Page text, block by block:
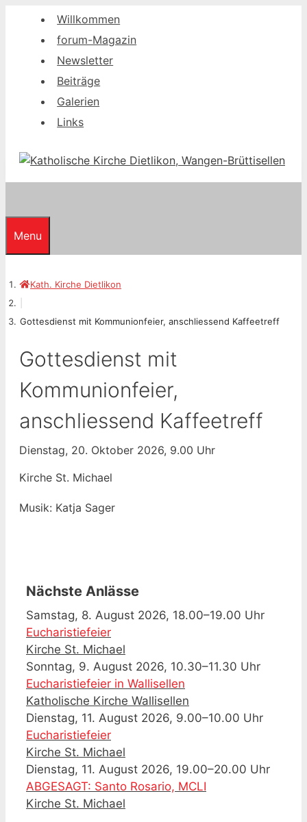
Willkommen
forum-Magazin
Newsletter
Beiträge
Galerien
Links
Menu
Kath. Kirche Dietlikon
Gottesdienst mit Kommunionfeier, anschliessend Kaffeetreff
Gottesdienst mit
Kommunionfeier,
anschliessend Kaffeetreff
Dienstag, 20. Oktober 2026, 9.00 Uhr
Kirche St. Michael
Musik: Katja Sager
Nächste Anlässe
Samstag, 8. August 2026, 18.00–19.00 Uhr
Eucharistiefeier
Kirche St. Michael
Sonntag, 9. August 2026, 10.30–11.30 Uhr
Eucharistiefeier in Wallisellen
Katholische Kirche Wallisellen
Dienstag, 11. August 2026, 9.00–10.00 Uhr
Eucharistiefeier
Kirche St. Michael
Dienstag, 11. August 2026, 19.00–20.00 Uhr
ABGESAGT: Santo Rosario, MCLI
Kirche St. Michael